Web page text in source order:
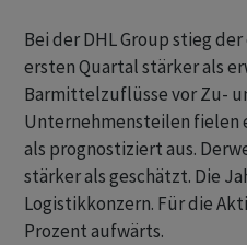
Bei der DHL Group stieg
ersten Quartal stärker als
Barmittelzuflüsse vor Zu-
Unternehmensteilen fielen
als prognostiziert aus.
stärker als geschätzt. Die
Logistikkonzern. Für die
Prozent aufwärts.